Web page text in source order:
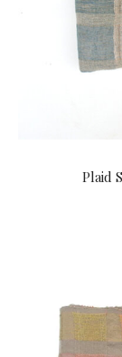
Plaid